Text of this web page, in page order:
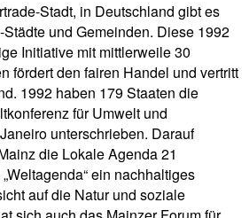
Stadt, in Deutschland gibt es
und Gemeinden. Diese 1992
Initiative mit mittlerweile 30
fördert den fairen Handel und vertritt
1992 haben 179 Staaten die
für Umwelt und
unterschrieben. Darauf
die Lokale Agenda 21
ein nachhaltiges
auf die Natur und soziale